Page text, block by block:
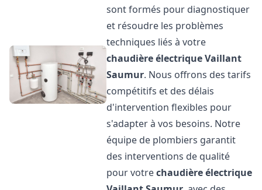
sont formés pour diagnostiquer
et résoudre les problèmes
techniques liés à votre
chaudière électrique Vaillant
Saumur. Nous offrons des tarifs
compétitifs et des délais
d'intervention flexibles pour
s'adapter à vos besoins. Notre
équipe de plombiers garantit
des interventions de qualité
pour votrechaudière électrique